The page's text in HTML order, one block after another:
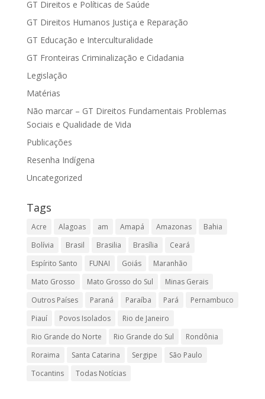
GT Direitos e Políticas de Saúde
GT Direitos Humanos Justiça e Reparação
GT Educação e Interculturalidade
GT Fronteiras Criminalização e Cidadania
Legislação
Matérias
Não marcar – GT Direitos Fundamentais Problemas
Sociais e Qualidade de Vida
Publicações
Resenha Indígena
Uncategorized
Tags
Acre Alagoas am Amapá Amazonas
Bahia
Bolívia
Brasil Brasilia Brasília
Ceará
Espírito Santo
FUNAI Goiás
Maranhão
Mato Grosso
Mato Grosso do Sul
Minas Gerais
Outros Países
Paraná Paraíba Pará
Pernambuco
Piauí
Povos Isolados
Rio de Janeiro
Rio Grande do Norte
Rio Grande do Sul
Rondônia
Roraima
Santa Catarina Sergipe
São Paulo
Tocantins
Todas Notícias